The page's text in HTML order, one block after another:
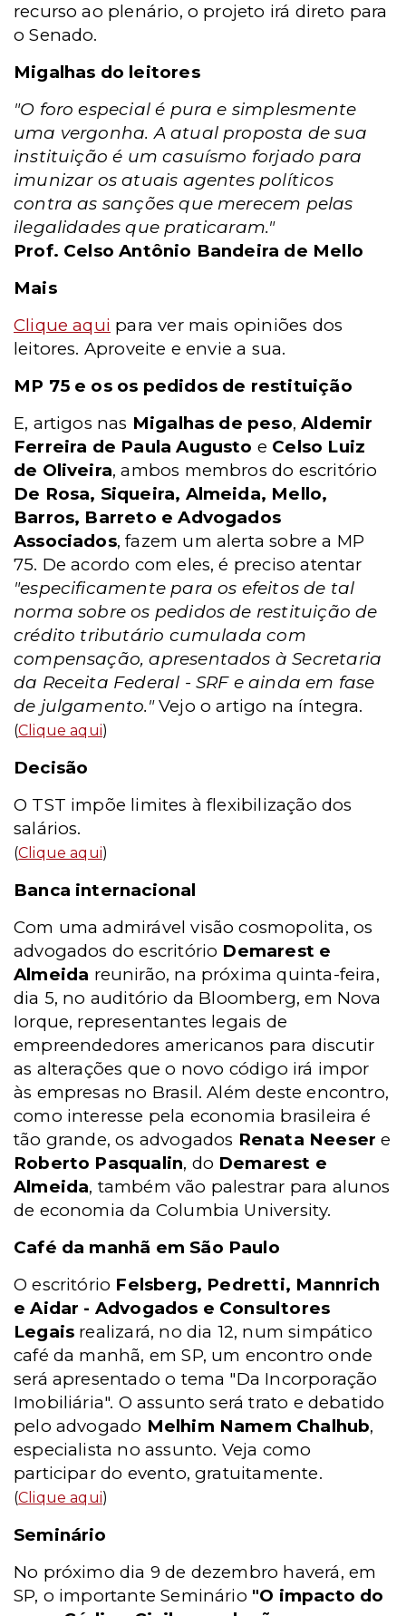
recurso ao plenário, o projeto irá direto para
o Senado.
Migalhas do leitores
"O foro especial é pura e simplesmente
uma vergonha. A atual proposta de sua
instituição é um casuísmo forjado para
imunizar os atuais agentes políticos
contra as sanções que merecem pelas
ilegalidades que praticaram."
Prof. Celso Antônio Bandeira de Mello
Mais
Clique aqui para ver mais opiniões dos
leitores. Aproveite e envie a sua.
MP 75 e os os pedidos de restituição
E, artigos nas Migalhas de peso,Aldemir
Ferreira de Paula Augusto e Celso Luiz
de Oliveira, ambos membros do escritório
De Rosa, Siqueira, Almeida, Mello,
Barros, Barreto e Advogados
Associados, fazem um alerta sobre a MP
75. De acordo com eles, é preciso atentar
"especificamente para os efeitos de tal
norma sobre os pedidos de restituição de
crédito tributário cumulada com
compensação, apresentados à Secretaria
da Receita Federal - SRF e ainda em fase
de julgamento."Vejo o artigo na íntegra.
(Clique aqui)
Decisão
O TST impõe limites à flexibilização dos
salários.
(Clique aqui)
Banca internacional
Com uma admirável visão cosmopolita, os
advogados do escritório Demarest e
Almeida reunirão, na próxima quinta-feira,
dia 5, no auditório da Bloomberg, em Nova
Iorque, representantes legais de
empreendedores americanos para discutir
as alterações que o novo código irá impor
às empresas no Brasil. Além deste encontro,
como interesse pela economia brasileira é
tão grande, os advogados Renata Neeser e
Roberto Pasqualin, do Demarest e
Almeida, também vão palestrar para alunos
de economia da Columbia University.
Café da manhã em São Paulo
O escritório Felsberg, Pedretti, Mannrich
e Aidar - Advogados e Consultores
Legais realizará, no dia 12, num simpático
café da manhã, em SP, um encontro onde
será apresentado o tema "Da Incorporação
Imobiliária". O assunto será trato e debatido
pelo advogado Melhim Namem Chalhub,
especialista no assunto. Veja como
participar do evento, gratuitamente.
(Clique aqui)
Seminário
No próximo dia 9 de dezembro haverá, em
SP, o importante Seminário "O impacto do